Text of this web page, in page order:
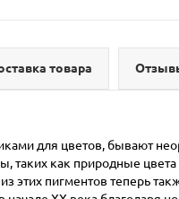
товара
для цветов, бывают
таких как природные
этих пигментов теперь